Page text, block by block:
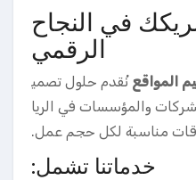
في النجاح
الرقمي
المواقع نُقدم حلول تصمي
والمؤسسات في الريا
مناسبة لكل حجم عمل.
خدماتنا تشمل: